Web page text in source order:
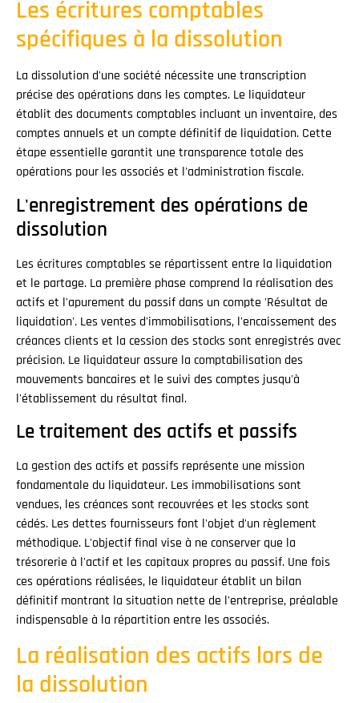
Les écritures comptables
spécifiques à la dissolution
La dissolution d'une société nécessite une transcription
précise des opérations dans les comptes. Le liquidateur
établit des documents comptables incluant un inventaire, des
comptes annuels et un compte définitif de liquidation. Cette
étape essentielle garantit une transparence totale des
opérations pour les associés et l'administration fiscale.
L'enregistrement des opérations de
dissolution
Les écritures comptables se répartissent entre la liquidation
et le partage. La première phase comprend la réalisation des
actifs et l'apurement du passif dans un compte 'Résultat de
liquidation'. Les ventes d'immobilisations, l'encaissement des
créances clients et la cession des stocks sont enregistrés avec
précision. Le liquidateur assure la comptabilisation des
mouvements bancaires et le suivi des comptes jusqu'à
l'établissement du résultat final.
Le traitement des actifs et passifs
La gestion des actifs et passifs représente une mission
fondamentale du liquidateur. Les immobilisations sont
vendues, les créances sont recouvrées et les stocks sont
cédés. Les dettes fournisseurs font l'objet d'un règlement
méthodique. L'objectif final vise à ne conserver que la
trésorerie à l'actif et les capitaux propres au passif. Une fois
ces opérations réalisées, le liquidateur établit un bilan
définitif montrant la situation nette de l'entreprise, préalable
indispensable à la répartition entre les associés.
La réalisation des actifs lors de
la dissolution